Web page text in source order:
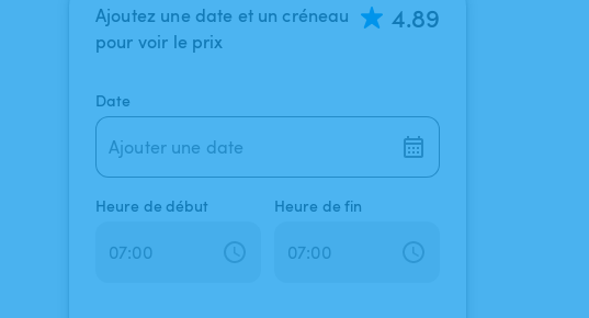
Ajoutez une date et un créneau
pour voir le prix
4.89
Date
Ajouter une date
Heure de début Heure de fin